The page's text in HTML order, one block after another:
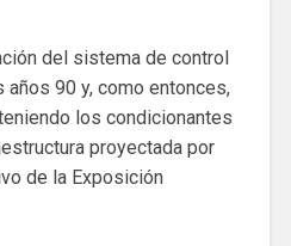
del sistema de control
90 y, como entonces,
los condicionantes
proyectada por
de la Exposición